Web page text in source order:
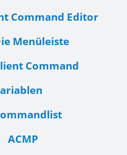
Command Editor
Menüleiste
Command
ACMP